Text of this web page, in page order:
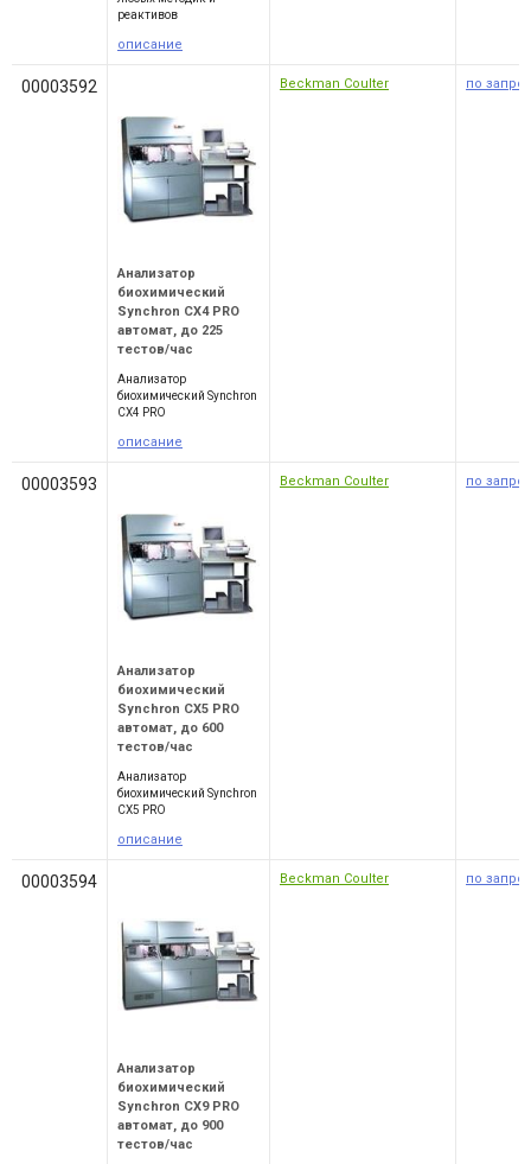
реактивов
описание
00003592
Анализатор
биохимический
Synchron CX4 PRO
автомат, до 225
тестов/час
Анализатор
биохимический Synchron
CX4 PRO
описание
Beckman Coulter по
00003593
Анализатор
биохимический
Synchron CX5 PRO
автомат, до 600
тестов/час
Анализатор
биохимический Synchron
CX5 PRO
описание
Beckman Coulter по
00003594
Анализатор
биохимический
Synchron CX9 PRO
автомат, до 900
тестов/час
Beckman Coulter по